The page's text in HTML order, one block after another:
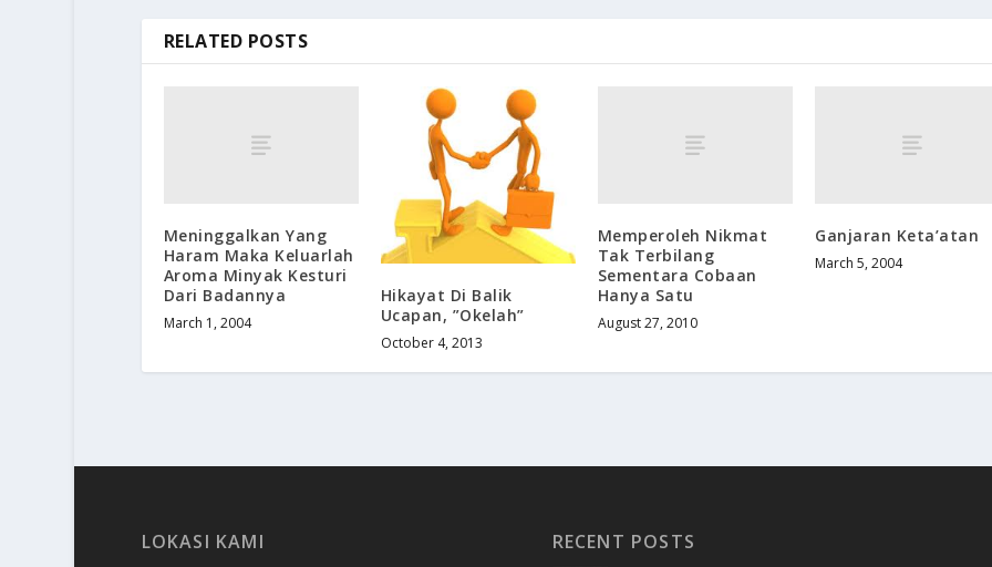
RELATED POSTS
Meninggalkan Yang
Haram Maka Keluarlah
Aroma Minyak Kesturi
Dari Badannya
March 1, 2004
Hikayat Di Balik
Ucapan, ”Okelah”
October 4, 2013
Memperoleh Nikmat
Tak Terbilang
Sementara Cobaan
Hanya Satu
August 27, 2010
Ganjaran Keta’atan
March 5, 2004
LOKASI KAMI RECENT POSTS